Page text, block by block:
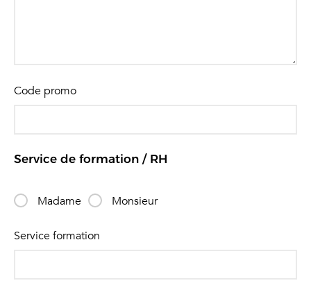
Code promo
Service de formation / RH
Madame Monsieur
Service formation